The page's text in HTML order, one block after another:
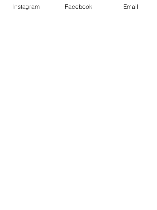
Instagram Facebook Email